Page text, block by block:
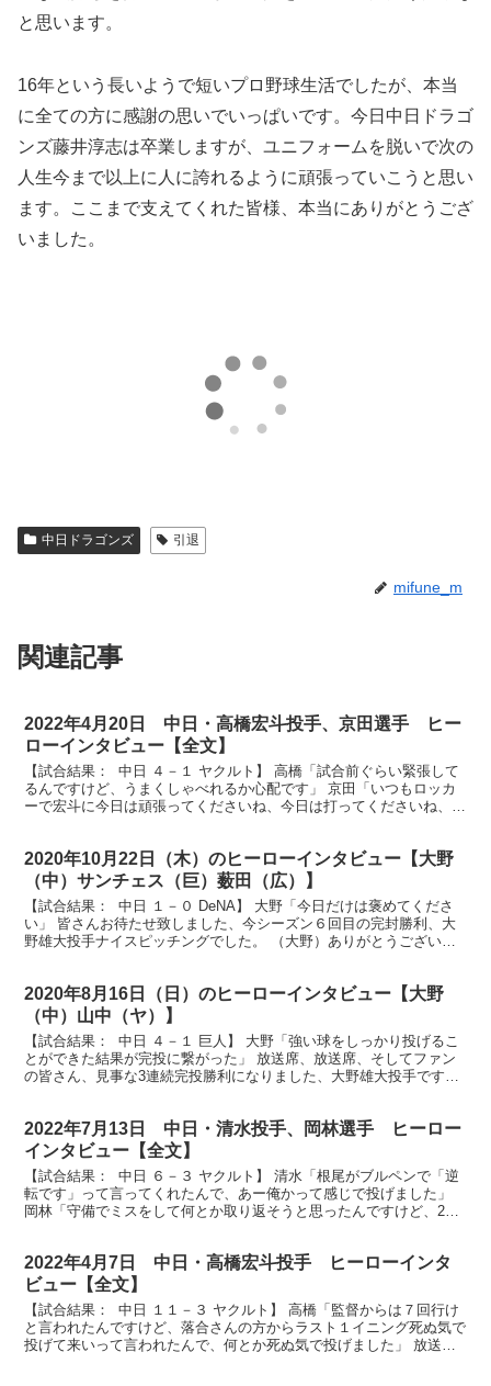
と思います。
16年という長いようで短いプロ野球生活でしたが、本当
に全ての方に感謝の思いでいっぱいです。今日中日ドラゴ
ンズ藤井淳志は卒業しますが、ユニフォームを脱いで次の
人生今まで以上に人に誇れるように頑張っていこうと思い
ます。ここまで支えてくれた皆様、本当にありがとうござ
いました。
中日ドラゴンズ 引退
mifune_m
関連記事
2022年4月20日 中日・高橋宏斗投手、京田選手 ヒー
ローインタビュー【全文】
【試合結果： 中日 ４－１ ヤクルト】 高橋「試合前ぐらい緊張して
るんですけど、うまくしゃべれるか心配です」 京田「いつもロッカ
ーで宏斗に今日は頑張ってくださいね、今日は打ってくださいね、っ
2020年10月22日（木）のヒーローインタビュー【大野
（中）サンチェス（巨）薮田（広）】
【試合結果： 中日 １－０ DeNA】 大野「今日だけは褒めてくださ
い」 皆さんお待たせ致しました、今シーズン６回目の完封勝利、大
野雄大投手ナイスピッチングでした。 （大野）ありがとうございま
2020年8月16日（日）のヒーローインタビュー【大野
（中）山中（ヤ）】
【試合結果： 中日 ４－１ 巨人】 大野「強い球をしっかり投げるこ
とができた結果が完投に繋がった」 放送席、放送席、そしてファン
の皆さん、見事な3連続完投勝利になりました、大野雄大投手です。
2022年7月13日 中日・清水投手、岡林選手 ヒーロー
インタビュー【全文】
【試合結果： 中日 ６－３ ヤクルト】 清水「根尾がブルペンで「逆
転です」って言ってくれたんで、あー俺かって感じで投げました」
岡林「守備でミスをして何とか取り返そうと思ったんですけど、2回
2022年4月7日 中日・高橋宏斗投手 ヒーローインタ
ビュー【全文】
【試合結果： 中日 １１－３ ヤクルト】 高橋「監督からは７回行け
と言われたんですけど、落合さんの方からラスト１イニング死ぬ気で
投げて来いって言われたんで、何とか死ぬ気で投げました」 放送